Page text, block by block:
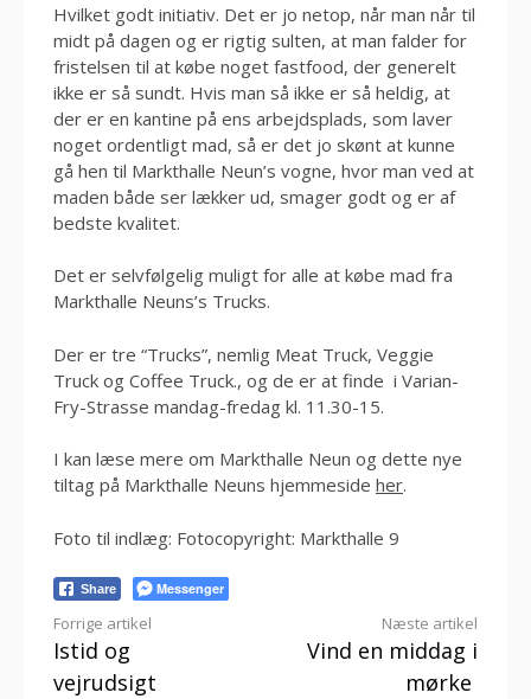
Hvilket godt initiativ. Det er jo netop, når man når til
midt på dagen og er rigtig sulten, at man falder for
fristelsen til at købe noget fastfood, der generelt
ikke er så sundt. Hvis man så ikke er så heldig, at
der er en kantine på ens arbejdsplads, som laver
noget ordentligt mad, så er det jo skønt at kunne
gå hen til Markthalle Neun’s vogne, hvor man ved at
maden både ser lækker ud, smager godt og er af
bedste kvalitet.
Det er selvfølgelig muligt for alle at købe mad fra
Markthalle Neuns’s Trucks.
Der er tre “Trucks”, nemlig Meat Truck, Veggie
Truck og Coffee Truck., og de er at finde i Varian-
Fry-Strasse mandag-fredag kl. 11.30-15.
I kan læse mere om Markthalle Neun og dette nye
tiltag på Markthalle Neuns hjemmeside her.
Foto til indlæg: Fotocopyright: Markthalle 9
Share Messenger
Læs
videre
Forrige artikel
Istid og
vejrudsigt
Næste artikel
Vind en middag i
mørke